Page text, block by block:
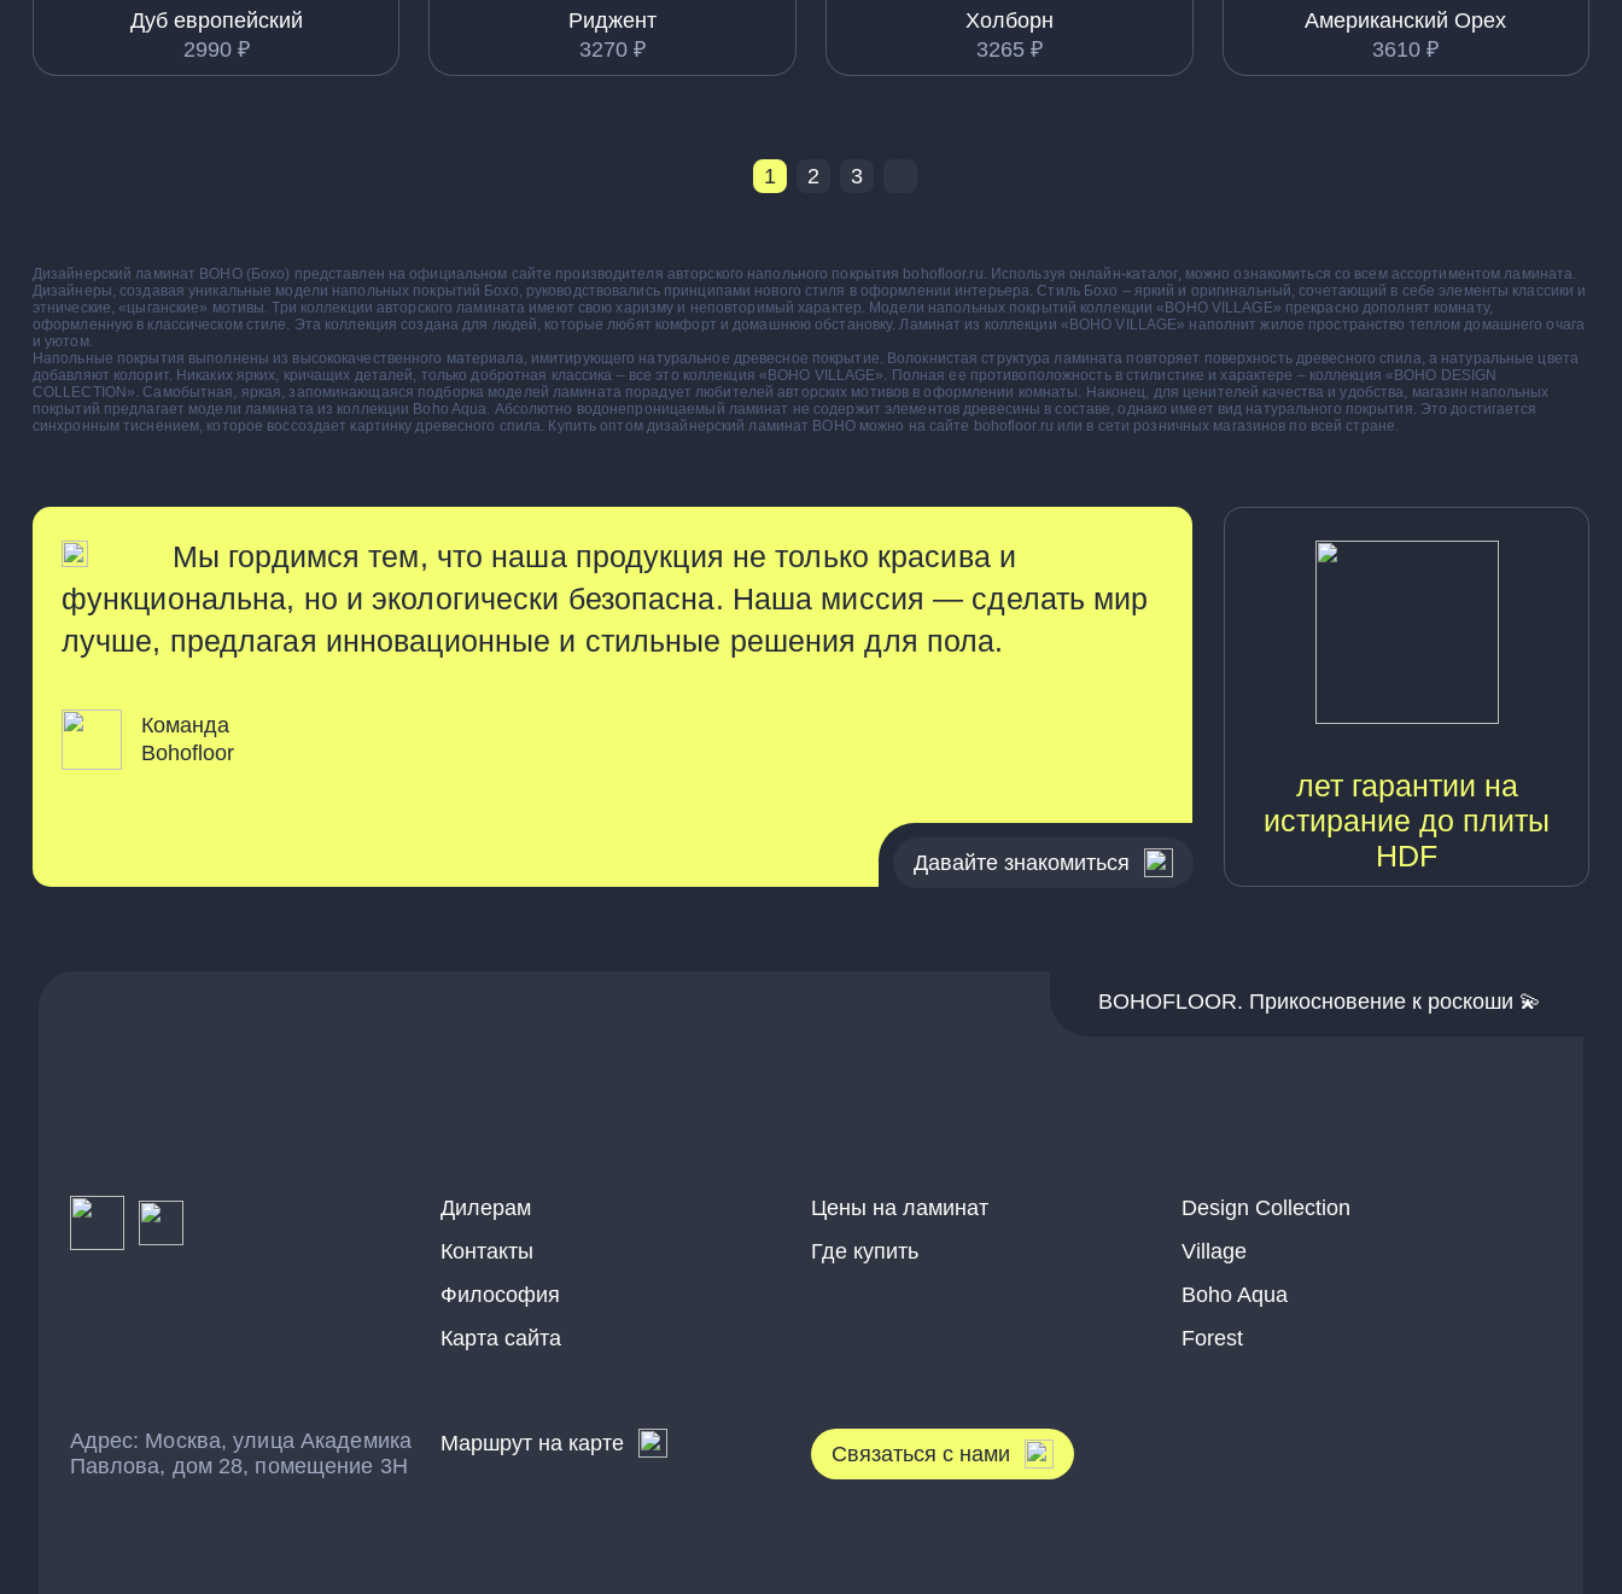
Дуб европейский
2990₽
Риджент
3270 ₽
Холборн
3265₽
Американский Орех
3610 ₽
1 2 3
Дизайнерский ламинат BOHO (Бохо) представлен на официальном сайте производителя авторского напольного покрытия bohofloor.ru. Используя онлайн-каталог, можно ознакомиться со всем ассортиментом ламината.
Дизайнеры, создавая уникальные модели напольных покрытий Бохо, руководствовались принципами нового стиля в оформлении интерьера. Стиль Бохо – яркий и оригинальный, сочетающий в себе элементы классики и
этнические, «цыганские» мотивы. Три коллекции авторского ламината имеют свою харизму и неповторимый характер. Модели напольных покрытий коллекции «BOHO VILLAGE» прекрасно дополнят комнату,
оформленную в классическом стиле. Эта коллекция создана для людей, которые любят комфорт и домашнюю обстановку. Ламинат из коллекции «BOHO VILLAGE» наполнит жилое пространство теплом домашнего очага
и уютом.
Напольные покрытия выполнены из высококачественного материала, имитирующего натуральное древесное покрытие. Волокнистая структура ламината повторяет поверхность древесного спила, а натуральные цвета
добавляют колорит. Никаких ярких, кричащих деталей, только добротная классика – все это коллекция «BOHO VILLAGE». Полная ее противоположность в стилистике и характере – коллекция «BOHO DESIGN
COLLECTION». Самобытная, яркая, запоминающаяся подборка моделей ламината порадует любителей авторских мотивов в оформлении комнаты. Наконец, для ценителей качества и удобства, магазин напольных
покрытий предлагает модели ламината из коллекции Boho Aqua. Абсолютно водонепроницаемый ламинат не содержит элементов древесины в составе, однако имеет вид натурального покрытия. Это достигается
синхронным тиснением, которое воссоздает картинку древесного спила. Купить оптом дизайнерский ламинат BOHO можно на сайте bohofloor.ru или в сети розничных магазинов по всей стране.
Мы гордимся тем, что наша продукция не только красива и
функциональна, но и экологически безопасна. Наша миссия — сделать мир
лучше, предлагая инновационные и стильные решения для пола.
Команда
Bohofloor
Давайте знакомиться
лет гарантии на
истирание до плиты
HDF
BOHOFLOOR. Прикосновение к роскоши 💫
Дилерам
Контакты
Философия
Карта сайта
Цены на ламинат
Где купить
Design Collection
Village
Boho Aqua
Forest
Адрес: Москва, улица Академика
Павлова, дом 28, помещение 3Н
Маршрут на карте Связаться с нами